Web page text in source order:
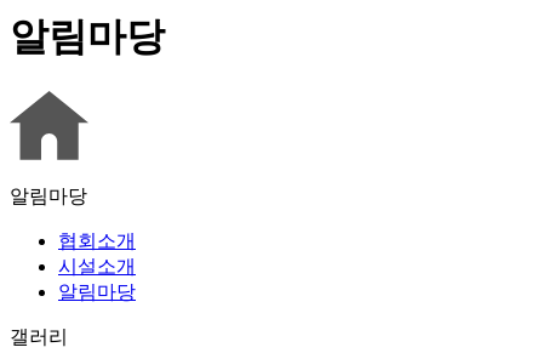
알림마당
알림마당
협회소개
시설소개
알림마당
갤러리